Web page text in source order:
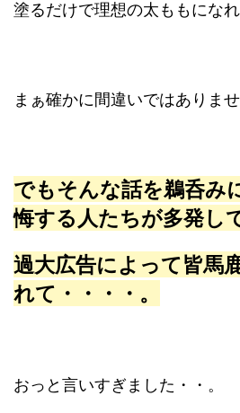
塗るだけで理想の太ももにな
まぁ確かに間違いではありませ
でもそんな話を鵜呑み
悔する人たちが多発し
過大広告によって皆馬
れて・・・・。
おっと言いすぎました・・。